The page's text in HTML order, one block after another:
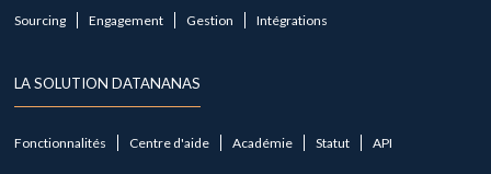
Sourcing Engagement Gestion Intégrations
LA SOLUTION DATANANAS
Fonctionnalités Centre d'aide Académie Statut API